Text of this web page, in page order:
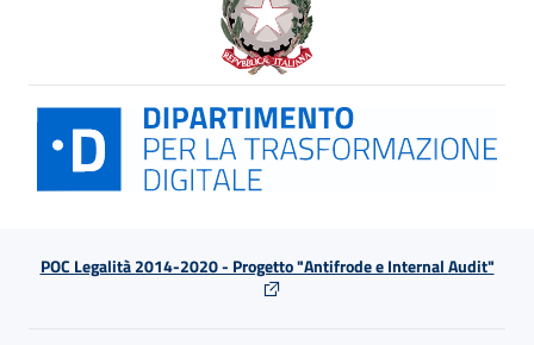
POC Legalità 2014-2020 - Progetto "Antifrode e Internal Audit"